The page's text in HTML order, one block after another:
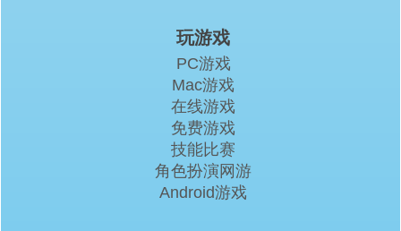
玩游戏
PC游戏
Mac游戏
在线游戏
免费游戏
技能比赛
角色扮演网游
Android游戏